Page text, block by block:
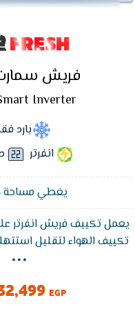
FRESH
فريش سمارت
Inverter
بارد
انفرتر
يغطي مساحة 18 متر²
يعمل تكييف فريش انفرتر
تكييف الهواء لتقليل
فينما يكون التكييف في
بشكل كبير في استهلاك
عاكس الدوائر الذي يعدل و
...
EGP